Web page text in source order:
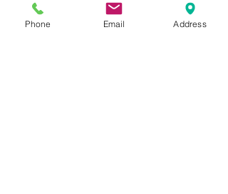
Phone Email Address